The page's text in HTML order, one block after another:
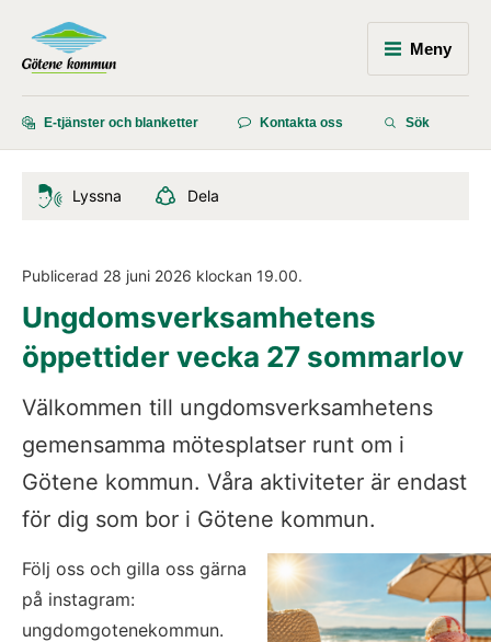
Meny
E-tjänster och blanketter Kontakta oss Sök
Lyssna Dela
Publicerad 28 juni 2026 klockan 19.00.
Ungdomsverksamhetens
öppettider vecka 27 sommarlov
Välkommen till ungdomsverksamhetens
gemensamma mötesplatser runt om i
Götene kommun. Våra aktiviteter är endast
för dig som bor i Götene kommun.
Följ oss och gilla oss gärna
på instagram:
ungdomgotenekommun.